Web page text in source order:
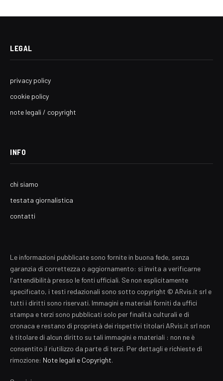
LEGAL
privacy policy
cookie policy
note legali / copyright
INFO
chi siamo
testata giornalistica
contatti
Le informazioni pubblicate sono fornite in buona fede, senza
garanzia di correttezza o aggiornamento: si invita a verificarne
l'attendibilità presso le fonti ufficiali. Se non esplicitamente
specificato, i testi redazionali sono sotto copyright © ARvis.it srl e
tutti i diritti sono riservati. Immagini e materiali forniti da uffici
stampa e terzi sono pubblicati solo per finalità culturali e di
cronaca e restano di proprietà dei rispettivi titolari ARvis.it srl non
è titolare di alcun diritto su tali immagini e materiali : non ne è
consentito il riutilizzo da parte di terzi. Per dettagli e richieste di
rimozione: Note legali e Copyright.